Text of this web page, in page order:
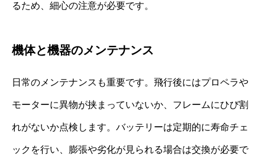
るため、細心の注意が必要です。
機体と機器のメンテナンス
日常のメンテナンスも重要です。飛行後にはプロペラや
モーターに異物が挟まっていないか、フレームにひび割
れがないか点検します。バッテリーは定期的に寿命チェ
ックを行い、膨張や劣化が見られる場合は交換が必要で